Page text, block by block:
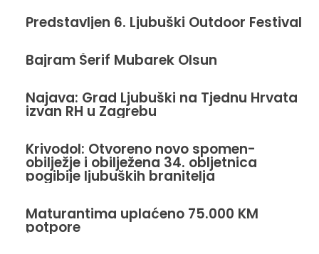
Predstavljen 6. Ljubuški Outdoor Festival
Bajram Šerif Mubarek Olsun
Najava: Grad Ljubuški na Tjednu Hrvata
izvan RH u Zagrebu
Krivodol: Otvoreno novo spomen-
obilježje i obilježena 34. obljetnica
pogibije ljubuških branitelja
Maturantima uplaćeno 75.000 KM
potpore